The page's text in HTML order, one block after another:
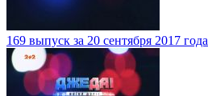
169 выпуск за 20 сентября 2017 года